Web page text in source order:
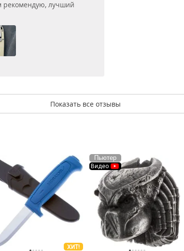
рекомендую, лучший
Показать все отзывы
ХИТ!
Пьютер
Видео